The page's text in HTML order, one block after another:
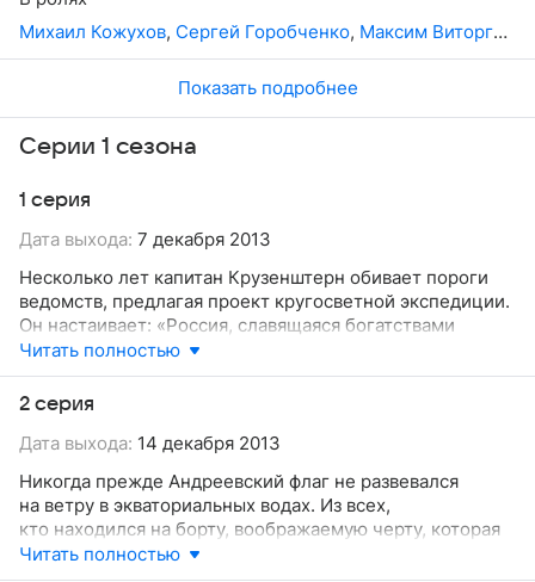
Михаил Кожухов, Сергей Горобченко, Максим Виторган
Показать подробнее
Серии 1 сезона
1 серия
Дата выхода: 7 декабря 2013
Несколько лет капитан Крузенштерн обивает пороги
ведомств, предлагая проект кругосветной экспедиции.
Он настаивает: «Россия, славящаяся богатствами
своими, имеющая добротный военный флот и отважных
моряков, должна пользоваться выгодами морской
коммерции». Судьбу проекта решает Российско-
американская кампания. Ее учредитель Николай
Резанов подает прошение императору с просьбой
Цели — доставить на Аляску необходимые припасы,
забрать товар, установить торговлю с Китаем
и Японией. Через неделю после подачи прошения
проект был утвержден. Решено было также отправить
Читать полностью
2 серия
Дата выхода: 14 декабря 2013
Никогда прежде Андреевский флаг не развевался
на ветру в экваториальных водах. Из всех,
кто находился на борту, воображаемую черту, которая
опоясывает земной шар, прежде пересекали только
двое — Крузенштерн и Лисянский, когда служили
Читать полностью